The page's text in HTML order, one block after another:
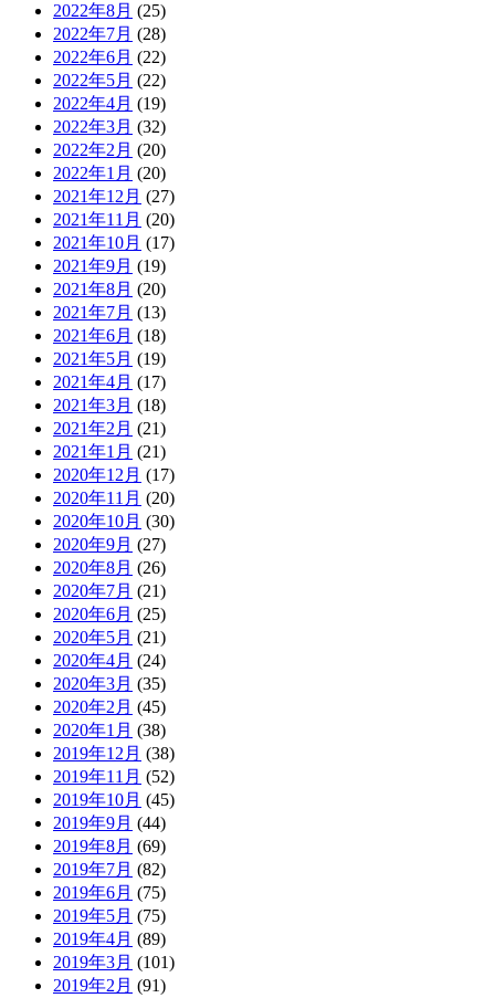
2022年8月 (25)
2022年7月 (28)
2022年6月 (22)
2022年5月 (22)
2022年4月 (19)
2022年3月 (32)
2022年2月 (20)
2022年1月 (20)
2021年12月 (27)
2021年11月 (20)
2021年10月 (17)
2021年9月 (19)
2021年8月 (20)
2021年7月 (13)
2021年6月 (18)
2021年5月 (19)
2021年4月 (17)
2021年3月 (18)
2021年2月 (21)
2021年1月 (21)
2020年12月 (17)
2020年11月 (20)
2020年10月 (30)
2020年9月 (27)
2020年8月 (26)
2020年7月 (21)
2020年6月 (25)
2020年5月 (21)
2020年4月 (24)
2020年3月 (35)
2020年2月 (45)
2020年1月 (38)
2019年12月 (38)
2019年11月 (52)
2019年10月 (45)
2019年9月 (44)
2019年8月 (69)
2019年7月 (82)
2019年6月 (75)
2019年5月 (75)
2019年4月 (89)
2019年3月 (101)
2019年2月 (91)